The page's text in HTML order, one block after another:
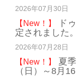
2026年07月30日
【New！】
ド
定されました
2026年07月28日
【New！】
夏
（日）～8月